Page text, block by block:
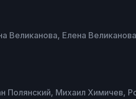
Великанова, Елена
Михаил Химичев,